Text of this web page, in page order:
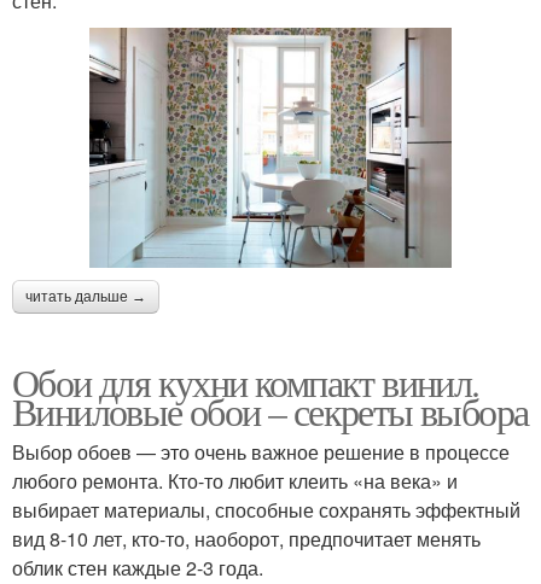
читать дальше →
Обои для кухни компакт винил.
Виниловые обои – секреты выбора
Выбор обоев — это очень важное решение в процессе
любого ремонта. Кто-то любит клеить «на века» и
выбирает материалы, способные сохранять эффектный
вид 8-10 лет, кто-то, наоборот, предпочитает менять
облик стен каждые 2-3 года.